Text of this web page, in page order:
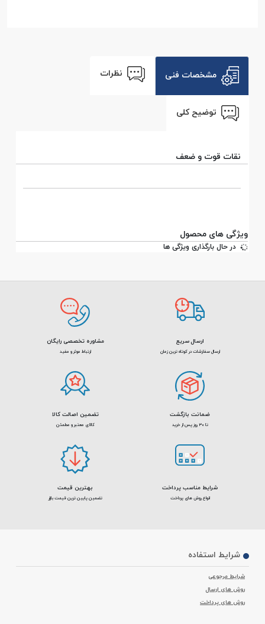
مشخصات فنی نظرات
توضیح کلی
نقات قوت و ضعف
ویژگی های محصول
در حال بارگذاری ویژگی ها
ارسال سریع
ارسال سفارشات در کوتاه ترین زمان
مشاوره تخصصی رایگان
ارتباط موثر و مفید
ضمانت بازگشت
تا 30 روز پس از خرید
تضمین اصالت کالا
کالای معتبر و مطمئن
شرایط مناسب پرداخت
انواع روش های پرداخت
بهترین قیمت
تضمین پایین ترین قیمت بازار
شرایط استفاده
شرایط مرجوعی
روش های ارسال
روش های پرداخت